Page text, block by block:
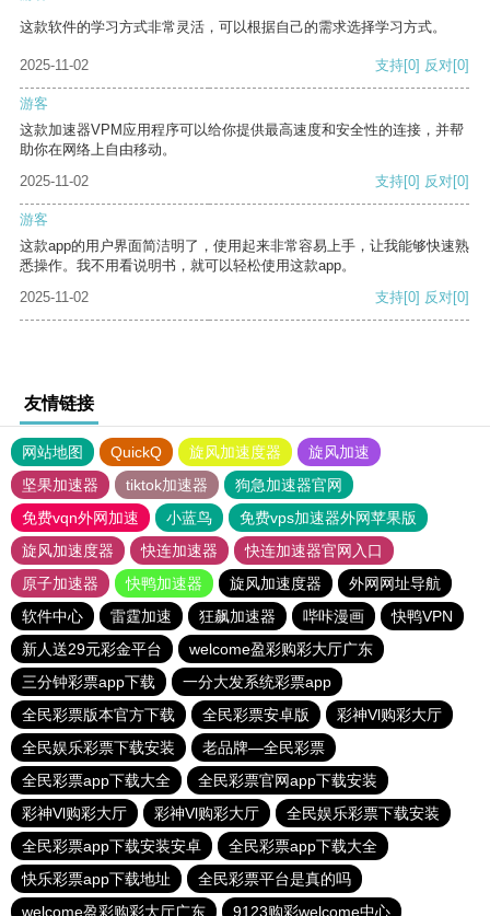
这款软件的学习方式非常灵活，可以根据自己的需求选择学习方式。
2025-11-02 支持[0] 反对[0]
游客
这款加速器VPM应用程序可以给你提供最高速度和安全性的连接，并帮
助你在网络上自由移动。
2025-11-02
支持[0] 反对[0]
游客
这款app的用户界面简洁明了，使用起来非常容易上手，让我能够快速熟
悉操作。我不用看说明书，就可以轻松使用这款app。
2025-11-02
支持[0] 反对[0]
友情链接
网站地图 QuickQ 旋风加速度器
旋风加速
坚果加速器
tiktok加速器
狗急加速器官网
免费vqn外网加速
小蓝鸟
免费vps加速器外网苹果版
旋风加速度器
快连加速器
快连加速器官网入口
原子加速器
快鸭加速器 旋风加速度器
外网网址导航
软件中心
雷霆加速 狂飙加速器 哔咔漫画
快鸭VPN
新人送29元彩金平台
welcome盈彩购彩大厅广东
三分钟彩票app下载
一分大发系统彩票app
全民彩票版本官方下载
全民彩票安卓版
彩神Vl购彩大厅
全民娱乐彩票下载安装
老品牌—全民彩票
全民彩票app下载大全
全民彩票官网app下载安装
彩神Vl购彩大厅
彩神Vl购彩大厅
全民娱乐彩票下载安装
全民彩票app下载安装安卓
全民彩票app下载大全
快乐彩票app下载地址
全民彩票平台是真的吗
welcome盈彩购彩大厅广东
9123购彩welcome中心